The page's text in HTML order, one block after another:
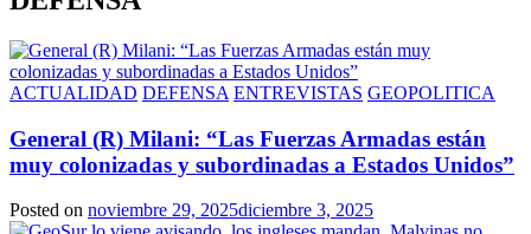
ACTUALIDAD DEFENSA ENTREVISTAS GEOPOLITICA
General (R) Milani: “Las Fuerzas Armadas están
muy colonizadas y subordinadas a Estados Unidos”
Posted on noviembre 29, 2025diciembre 3, 2025